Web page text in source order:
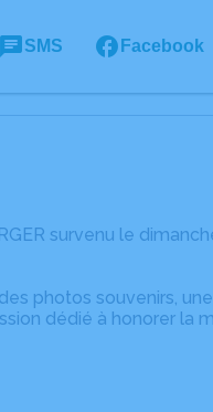
SMS Facebook
survenu le
photos souvenirs,
dédié à honorer la